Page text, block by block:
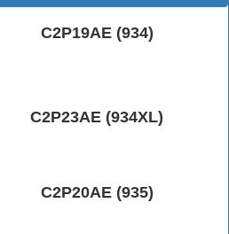
C2P19AE (934)
C2P23AE (934XL)
C2P20AE (935)